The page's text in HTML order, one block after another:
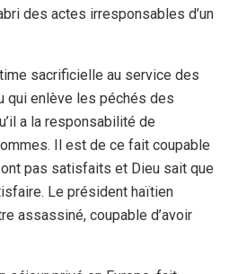
des actes irresponsables d’un
sacrificielle au service des
qui enlève les péchés des
a la responsabilité de
Il est de ce fait coupable
pas satisfaits et Dieu sait que
Le président haïtien
assassiné, coupable d’avoir